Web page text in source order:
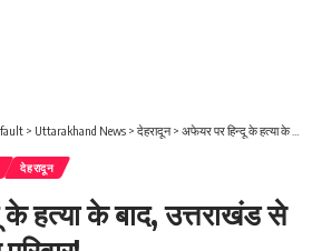
> Uttarakhand News > देहरादून> अफेयर पर हिन्दू के हत्या के बाद, उत्तराखंड से भागे कई मुस्लिम परिवार!
देहरादून
हत्या के बाद, उत्तराखंड से